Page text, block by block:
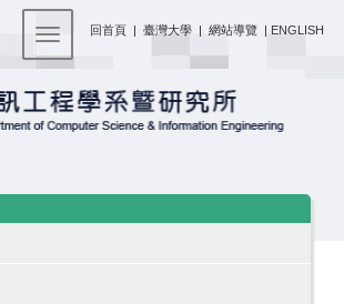
回首頁 | 臺灣大學 | 網站導覽 | ENGLISH
Toggle navigation